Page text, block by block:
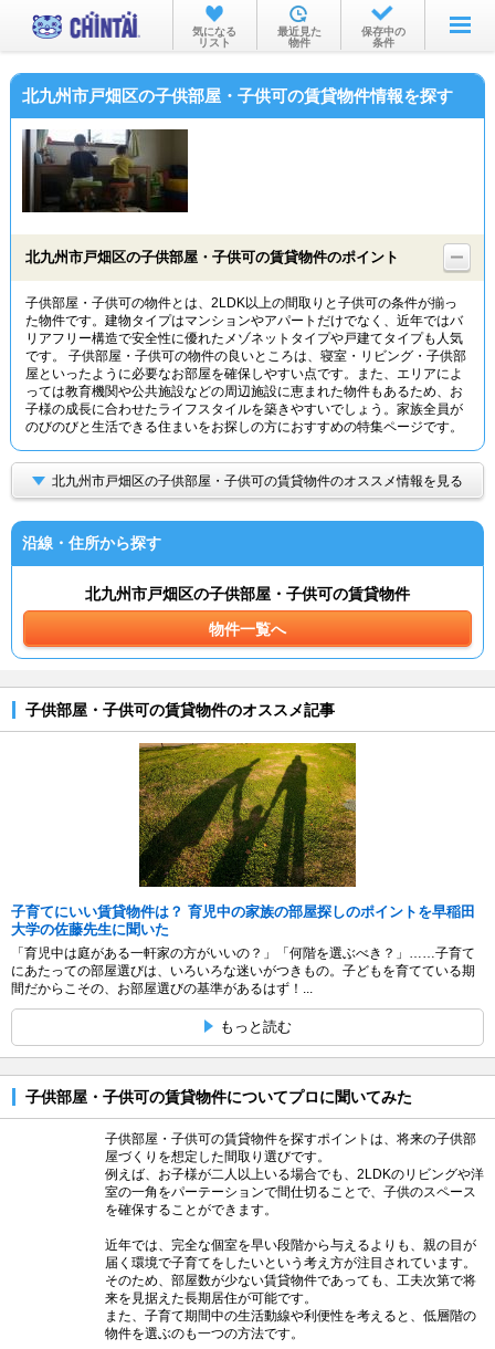
お部屋を探す
沿線・駅から
物件特集から
TOP
気になる
リスト
最近見た
物件
保存中の
条件
北九州市戸畑区の子供部屋・子供可の賃貸物件情報を探す
北九州市戸畑区の子供部屋・子供可の賃貸物件のポイント
子供部屋・子供可の物件とは、2LDK以上の間取りと子供可の条件が揃っ
た物件です。建物タイプはマンションやアパートだけでなく、近年ではバ
リアフリー構造で安全性に優れたメゾネットタイプや戸建てタイプも人気
です。 子供部屋・子供可の物件の良いところは、寝室・リビング・子供部
屋といったように必要なお部屋を確保しやすい点です。また、エリアによ
っては教育機関や公共施設などの周辺施設に恵まれた物件もあるため、お
子様の成長に合わせたライフスタイルを築きやすいでしょう。家族全員が
のびのびと生活できる住まいをお探しの方におすすめの特集ページです。
北九州市戸畑区の子供部屋・子供可の賃貸物件のオススメ情報を見る
沿線・住所から探す
北九州市戸畑区の子供部屋・子供可の賃貸物件
物件一覧へ
子供部屋・子供可の賃貸物件のオススメ記事
子育てにいい賃貸物件は？ 育児中の家族の部屋探しのポイントを早稲田
大学の佐藤先生に聞いた
「育児中は庭がある一軒家の方がいいの？」「何階を選ぶべき？」……子育て
にあたっての部屋選びは、いろいろな迷いがつきもの。子どもを育てている期
間だからこその、お部屋選びの基準があるはず！...
もっと読む
子供部屋・子供可の賃貸物件についてプロに聞いてみた
子供部屋・子供可の賃貸物件を探すポイントは、将来の子供部
屋づくりを想定した間取り選びです。
例えば、お子様が二人以上いる場合でも、2LDKのリビングや洋
室の一角をパーテーションで間仕切ることで、子供のスペース
を確保することができます。
近年では、完全な個室を早い段階から与えるよりも、親の目が
届く環境で子育てをしたいという考え方が注目されています。
そのため、部屋数が少ない賃貸物件であっても、工夫次第で将
来を見据えた長期居住が可能です。
また、子育て期間中の生活動線や利便性を考えると、低層階の
物件を選ぶのも一つの方法です。